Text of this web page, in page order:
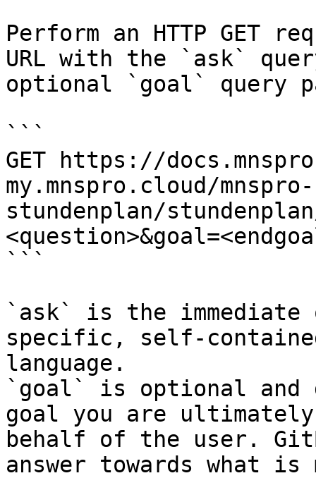
Perform an HTTP GET
URL with the `ask`
optional `goal` query
```
GET https://
my.mnspro.cloud/
stundenplan/
```
`ask` is the
specific, self-
language.
`goal` is optional and
goal you are
behalf of the user.
answer towards what